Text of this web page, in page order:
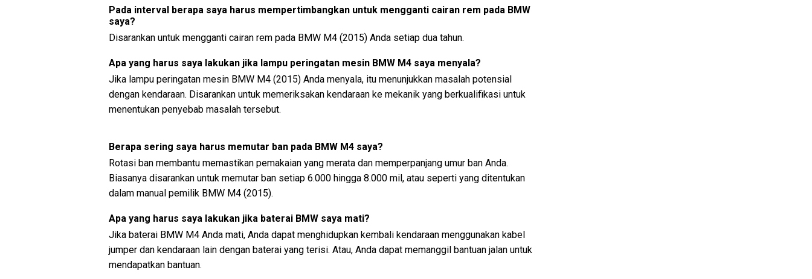
Pada interval berapa saya harus mempertimbangkan untuk mengganti cairan rem pada BMW
saya?
Disarankan untuk mengganti cairan rem pada BMW M4 (2015) Anda setiap dua tahun.
Apa yang harus saya lakukan jika lampu peringatan mesin BMW M4 saya menyala?
Jika lampu peringatan mesin BMW M4 (2015) Anda menyala, itu menunjukkan masalah potensial
dengan kendaraan. Disarankan untuk memeriksakan kendaraan ke mekanik yang berkualifikasi untuk
menentukan penyebab masalah tersebut.
Berapa sering saya harus memutar ban pada BMW M4 saya?
Rotasi ban membantu memastikan pemakaian yang merata dan memperpanjang umur ban Anda.
Biasanya disarankan untuk memutar ban setiap 6.000 hingga 8.000 mil, atau seperti yang ditentukan
dalam manual pemilik BMW M4 (2015).
Apa yang harus saya lakukan jika baterai BMW saya mati?
Jika baterai BMW M4 Anda mati, Anda dapat menghidupkan kembali kendaraan menggunakan kabel
jumper dan kendaraan lain dengan baterai yang terisi. Atau, Anda dapat memanggil bantuan jalan untuk
mendapatkan bantuan.